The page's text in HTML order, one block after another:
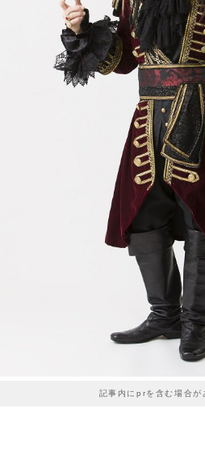
記事内にprを含む場合が